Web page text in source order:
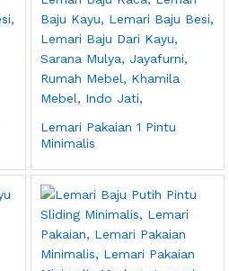
Lemari Pakaian 1 Pintu
Minimalis